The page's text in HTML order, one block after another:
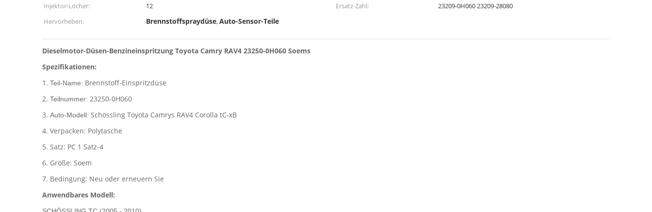
Injektor-Löcher:
12 Ersatz-Zahl:
23209-0H060 23209-28080
Hervorheben:
Brennstoffspraydüse,Auto-Sensor-Teile
Dieselmotor-Düsen-Benzineinspritzung Toyota Camry RAV4 23250-0H060 Soems
Spezifikationen:
1. Teil-Name: Brennstoff-Einspritzdüse
2. Teilnummer: 23250-0H060
3. Auto-Modell: Schössling Toyota Camrys RAV4 Corolla tC-xB
4. Verpacken: Polytasche
5. Satz: PC 1 Satz-4
6. Größe: Soem
7. Bedingung: Neu oder erneuern Sie
Anwendbares Modell: